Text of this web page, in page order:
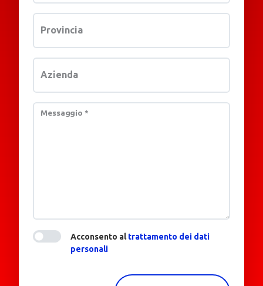
Provincia
Azienda
Messaggio *
Acconsento altrattamento dei dati
personali